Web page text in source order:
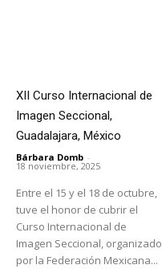
XII Curso Internacional de
Imagen Seccional,
Guadalajara, México
Bárbara Domb -
18 noviembre, 2025
Entre el 15 y el 18 de octubre,
tuve el honor de cubrir el
Curso Internacional de
Imagen Seccional, organizado
por la Federación Mexicana...